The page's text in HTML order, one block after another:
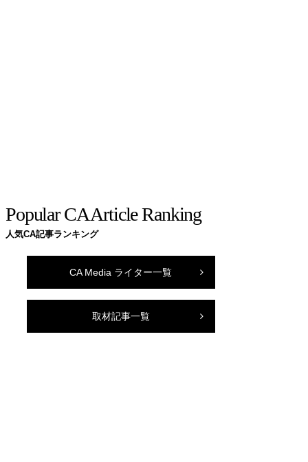
Popular CA Article Ranking
人気CA記事ランキング
CA Media ライター一覧
取材記事一覧